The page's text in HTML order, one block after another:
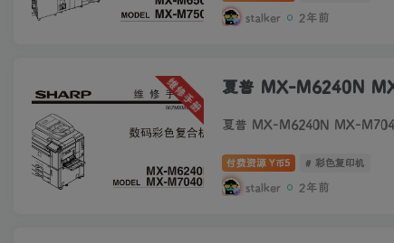
stalker 2年前
维修手册 夏普 MX-M6240N
夏普 MX-M6240N MX-
付费资源 Y币5 # 彩色复印机
stalker 2年前